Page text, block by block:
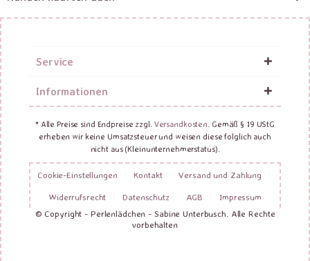
Service
Informationen
* Alle Preise sind Endpreise zzgl. Versandkosten. Gemäß § 19 UStG
erheben wir keine Umsatzsteuer und weisen diese folglich auch
nicht aus (Kleinunternehmerstatus).
Cookie-Einstellungen Kontakt
Versand und Zahlung
Widerrufsrecht
Datenschutz AGB
Impressum
© Copyright - Perlenlädchen - Sabine Unterbusch. Alle Rechte
vorbehalten